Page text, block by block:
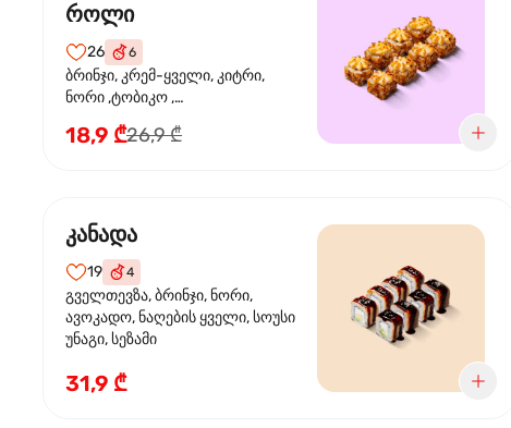
როლი
26 6
ბრინჯი, კრემ-ყველი, კიტრი,
ნორი ,ტობიკო ,
სეზამი, ტერიაკის სოუსი
18,9 ₾26,9 ₾
კანადა
19 4
გველთევზა, ბრინჯი, ნორი,
ავოკადო, ნაღების ყველი, სოუსი
უნაგი, სეზამი
31,9 ₾